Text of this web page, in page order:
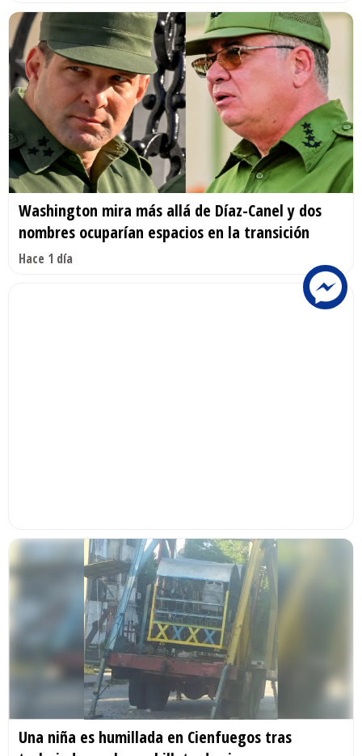
Washington mira más allá de Díaz-Canel y dos
nombres ocuparían espacios en la transición
Hace 1 día
Una niña es humillada en Cienfuegos tras